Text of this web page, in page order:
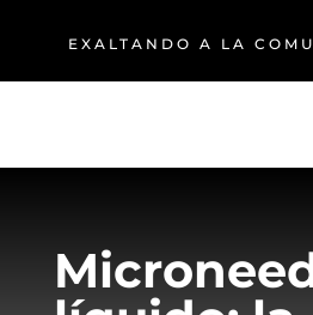
EXALTANDO A LA